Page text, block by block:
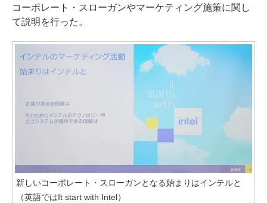
コーポレート・スローガンやマーケティング施策に関し
て説明を行った。
新しいコーポレート・スローガンとなる始まりはインテルと
（英語ではIt start with Intel）